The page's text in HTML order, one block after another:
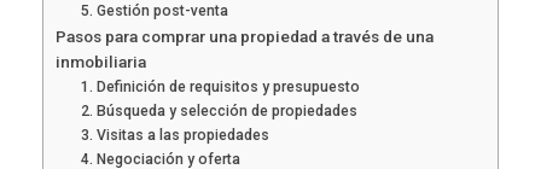
5. Gestión post-venta
Pasos para comprar una propiedad a través de una
inmobiliaria
1. Definición de requisitos y presupuesto
2. Búsqueda y selección de propiedades
3. Visitas a las propiedades
4. Negociación y oferta